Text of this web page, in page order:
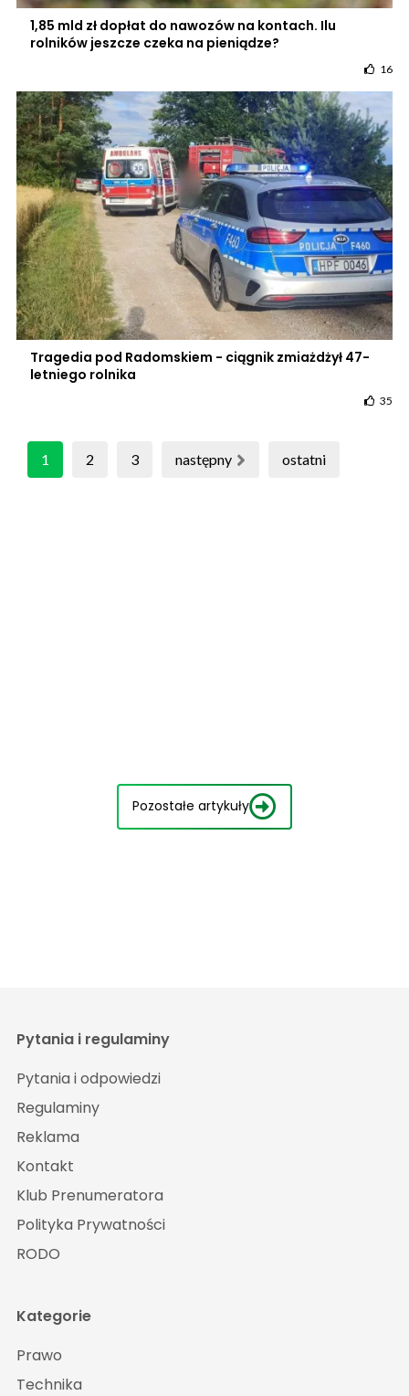
1,85 mld zł dopłat do nawozów na kontach. Ilu
rolników jeszcze czeka na pieniądze?
16
Tragedia pod Radomskiem - ciągnik zmiażdżył 47-
letniego rolnika
35
1 2 3 następny ostatni
Pozostałe artykuły
Pytania i regulaminy
Pytania i odpowiedzi
Regulaminy
Reklama
Kontakt
Klub Prenumeratora
Polityka Prywatności
RODO
Kategorie
Prawo
Technika